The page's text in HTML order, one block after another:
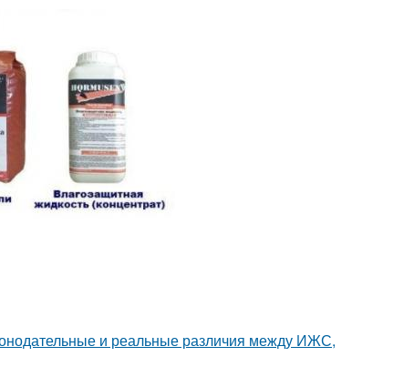
и реальные различия между ИЖС,